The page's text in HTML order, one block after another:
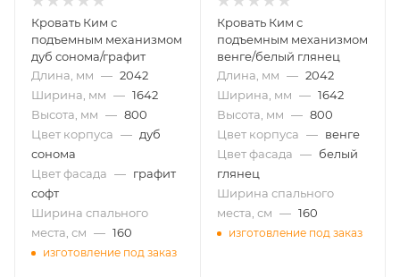
Кровать Ким с
подъемным механизмом
дуб сонома/графит
Длина, мм — 2042
Ширина, мм — 1642
Высота, мм — 800
Цвет корпуса — дуб
сонома
Цвет фасада — графит
софт
Ширина спального
места, см — 160
изготовление под заказ
Кровать Ким с
подъемным механизмом
венге/белый глянец
Длина, мм — 2042
Ширина, мм — 1642
Высота, мм — 800
Цвет корпуса — венге
Цвет фасада — белый
глянец
Ширина спального
места, см — 160
изготовление под заказ